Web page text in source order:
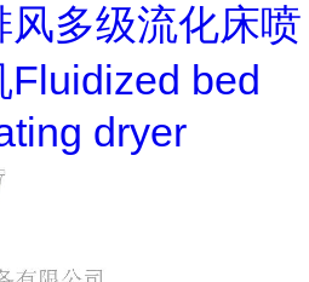
多级流化床喷
bed
dryer